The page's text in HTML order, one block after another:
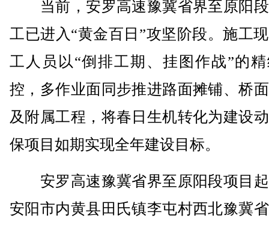
当前，安罗高速豫冀省界至原阳
工已进入“黄金百日”攻坚阶段。施工
工人员以“倒排工期、挂图作战”的
控，多作业面同步推进路面摊铺、桥
及附属工程，将春日生机转化为建设
保项目如期实现全年建设目标。
安罗高速豫冀省界至原阳段项目
安阳市内黄县田氏镇李屯村西北豫冀